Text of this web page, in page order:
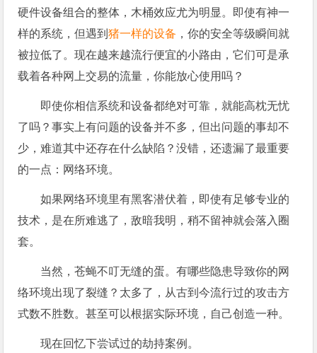
硬件设备组合的整体，木桶效应尤为明显。即使有神一
样的系统，但遇到猪一样的设备 ，你的安全等级瞬间就
被拉低了。现在越来越流行便宜的小路由，它们可是承
载着各种网上交易的流量，你能放心使用吗？
即使你相信系统和设备都绝对可靠，就能高枕无忧
了吗？事实上有问题的设备并不多，但出问题的事却不
少，难道其中还存在什么缺陷？没错，还遗漏了最重要
的一点：网络环境。
如果网络环境里有黑客潜伏着，即使有足够专业的
技术，是在所难逃了，敌暗我明，稍不留神就会落入圈
套。
当然，苍蝇不叮无缝的蛋。有哪些隐患导致你的网
络环境出现了裂缝？太多了，从古到今流行过的攻击方
式数不胜数。甚至可以根据实际环境，自己创造一种。
现在回忆下尝试过的劫持案例。